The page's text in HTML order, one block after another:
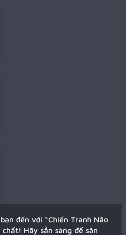
đến với “Chiến Tranh Não
chất! Hãy sẵn sàng để săn